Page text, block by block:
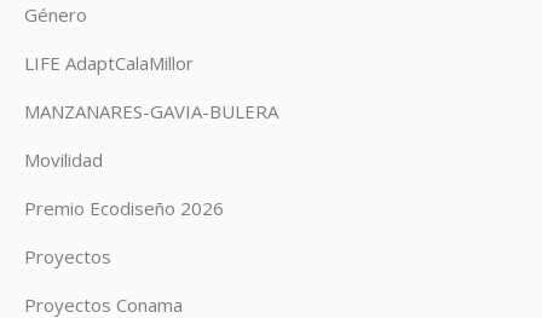
Género
LIFE AdaptCalaMillor
MANZANARES-GAVIA-BULERA
Movilidad
Premio Ecodiseño 2026
Proyectos
Proyectos Conama